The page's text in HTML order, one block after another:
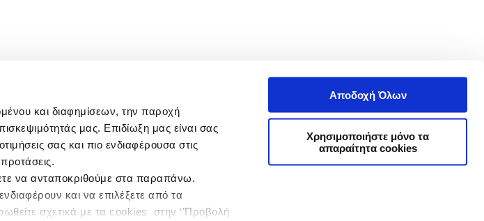
και διαφημίσεων, την παροχή
μας. Επιδίωξη μας είναι σας
σας και πιο ενδιαφέρουσα στις
να ανταποκριθούμε στα παραπάνω.
και να επιλέξετε από τα
σχετικά με τα cookies στην ‘’Προβολή
Αποδοχή Όλων
Χρησιμοποιήστε μόνο τα
απαραίτητα cookies